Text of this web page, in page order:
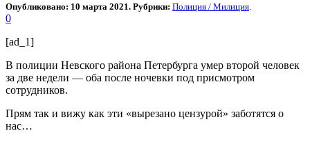
Опубликовано: 10 марта 2021. Рубрики: Полиция / Милиция
0
[ad_1]
В полиции Невского района Петербурга умер второй человек
за две недели — оба после ночевки под присмотром
сотрудников.
Прям так и вижу как эти «вырезано цензурой» заботятся о
нас…